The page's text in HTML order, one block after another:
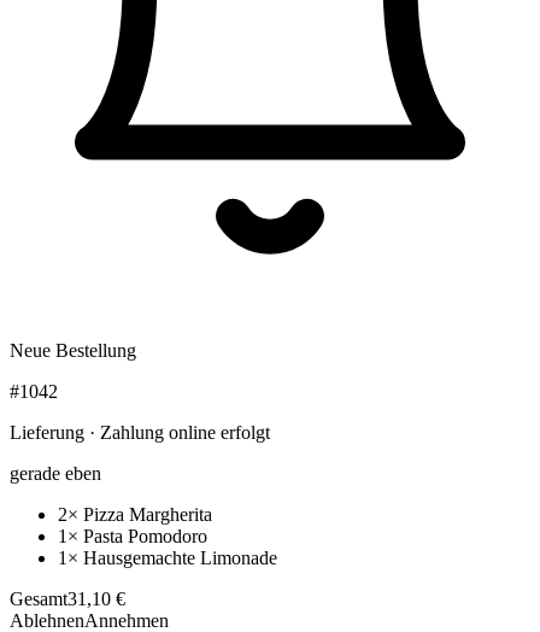
Neue Bestellung
#1042
Lieferung · Zahlung online erfolgt
gerade eben
2× Pizza Margherita
1× Pasta Pomodoro
1× Hausgemachte Limonade
Gesamt31,10 €
AblehnenAnnehmen